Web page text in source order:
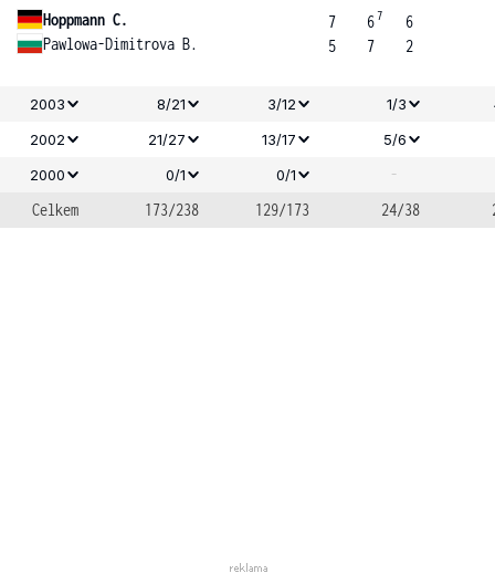
Hoppmann C.
Pawlowa-Dimitrova B.
7
5
67
7
6
2
2003 8/21 3/12 1/3
2002
21/27 13/17 5/6
2000
0/1 0/1
-
Celkem
173/238 129/173 24/38